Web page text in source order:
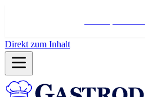
Direkt zum Inhalt